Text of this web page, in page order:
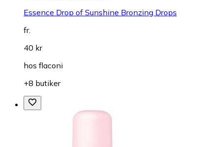
Essence Drop of Sunshine Bronzing Drops
fr.
40 kr
hos flaconi
+8 butiker